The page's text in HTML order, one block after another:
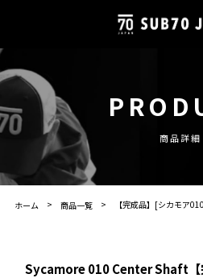
商品詳細
ホーム 商品一覧 【完成品】[シカモア
Sycamore 010 Center Shaft【